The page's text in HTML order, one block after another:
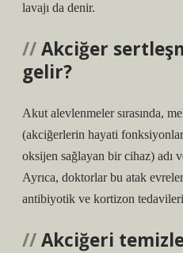
lavajı da denir.
Akciğer
gelir?
Akut alevlenmeler sırasında,
(akciğerlerin hayati
oksijen sağlayan bir cihaz) adı
Ayrıca, doktorlar bu atak
antibiyotik ve kortizon
Akciğeri